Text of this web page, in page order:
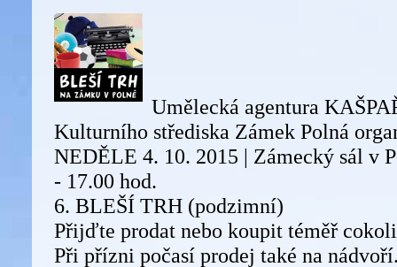
Umělecká agentura
Kulturního střediska Zámek Polná
NEDĚLE 4. 10. 2015 | Zámecký sál v
- 17.00 hod.
6. BLEŠÍ TRH (podzimní)
Přijďte prodat nebo koupit téměř
Při přízni počasí prodej také na